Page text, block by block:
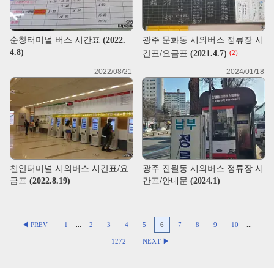
순창터미널 버스 시간표 (2022.
4.8)
광주 문화동 시외버스 정류장 시
간표/요금표 (2021.4.7) (2)
2022/08/21
천안터미널 시외버스 시간표/요
금표 (2022.8.19)
2024/01/18
광주 진월동 시외버스 정류장 시
간표/안내문 (2024.1)
◀ PREV 1 2 3 4 5 6 7 8 9 10
1272 NEXT ▶